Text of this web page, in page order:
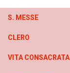
S. MESSE
CLERO
VITA CONSACRATA